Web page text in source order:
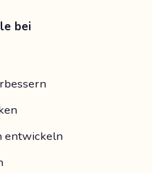
bei
entwickeln